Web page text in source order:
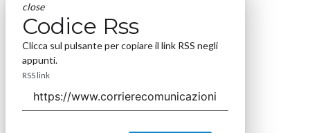
close
Codice Rss
Clicca sul pulsante per copiare il link RSS negli
appunti.
RSS link